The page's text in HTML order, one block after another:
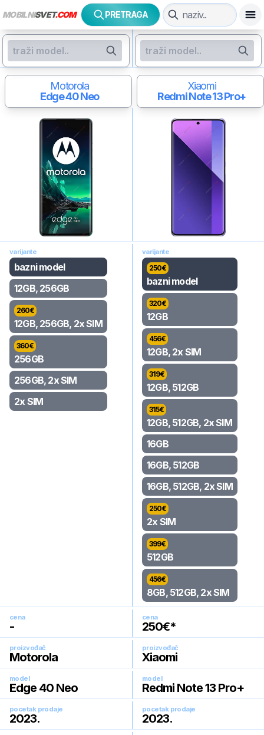
MOBILNISVET.COM PRETRAGA
Motorola
Edge 40 Neo
Xiaomi
Redmi Note 13 Pro+
varijante
bazni model
12GB, 256GB
260€
12GB, 256GB, 2x SIM
360€
256GB
256GB, 2x SIM
2x SIM
varijante
250€
bazni model
320€
12GB
456€
12GB, 2x SIM
319€
12GB, 512GB
315€
12GB, 512GB, 2x SIM
16GB
16GB, 512GB
16GB, 512GB, 2x SIM
250€
2x SIM
399€
512GB
456€
8GB, 512GB, 2x SIM
cena
-
cena
250€*
proizvođač
Motorola
proizvođač
Xiaomi
model
Edge 40 Neo
model
Redmi Note 13 Pro+
pocetak prodaje
2023.
pocetak prodaje
2023.